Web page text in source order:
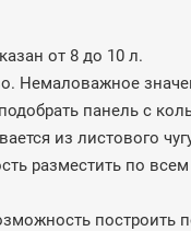
от 8 до 10 л.
Немаловажное
панель с
из листового
разместить по
построить